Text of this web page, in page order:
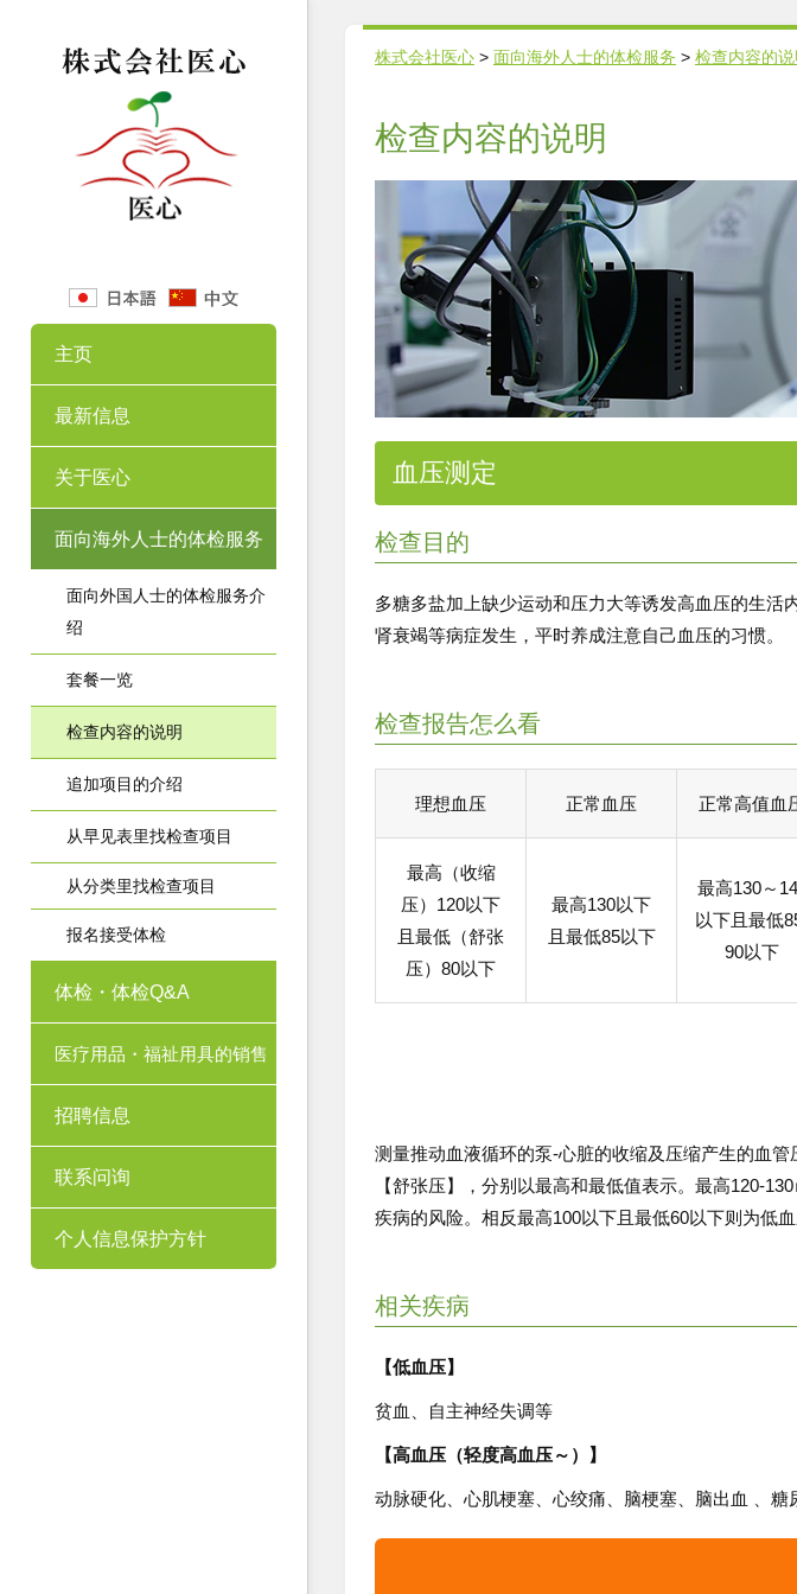
主页
最新信息
关于医心
面向海外人士的体检服务
面向外国人士的体检服务介
绍
套餐一览
检查内容的说明
追加项目的介绍
从早见表里找检查项目
从分类里找检查项目
报名接受体检
体检・体检Q&A
医疗用品・福祉用具的销售
招聘信息
联系问询
个人信息保护方针
株式会社医心 > 面向海外人士的体检服务 > 检查内容的说
检查内容的说明
血压测定
检查目的
多糖多盐加上缺少运动和压力大等诱发高血压的生活
肾衰竭等病症发生，平时养成注意自己血压的习惯。
检查报告怎么看
理想血压 正常血压 正常高值血
最高（收缩
压）120以下
且最低（舒张
压）80以下
最高130以下
且最低85以下
最高130～
以下且最低
90以下
测量推动血液循环的泵-心脏的收缩及压缩产生的血
【舒张压】，分别以最高和最低值表示。最高120-
疾病的风险。相反最高100以下且最低60以下则为低
相关疾病
【低血压】
贫血、自主神经失调等
【高血压（轻度高血压～）】
动脉硬化、心肌梗塞、心绞痛、脑梗塞、脑出血 、糖